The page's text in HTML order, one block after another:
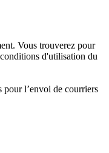
Vous trouverez pour
d'utilisation du
pour l’envoi de courriers